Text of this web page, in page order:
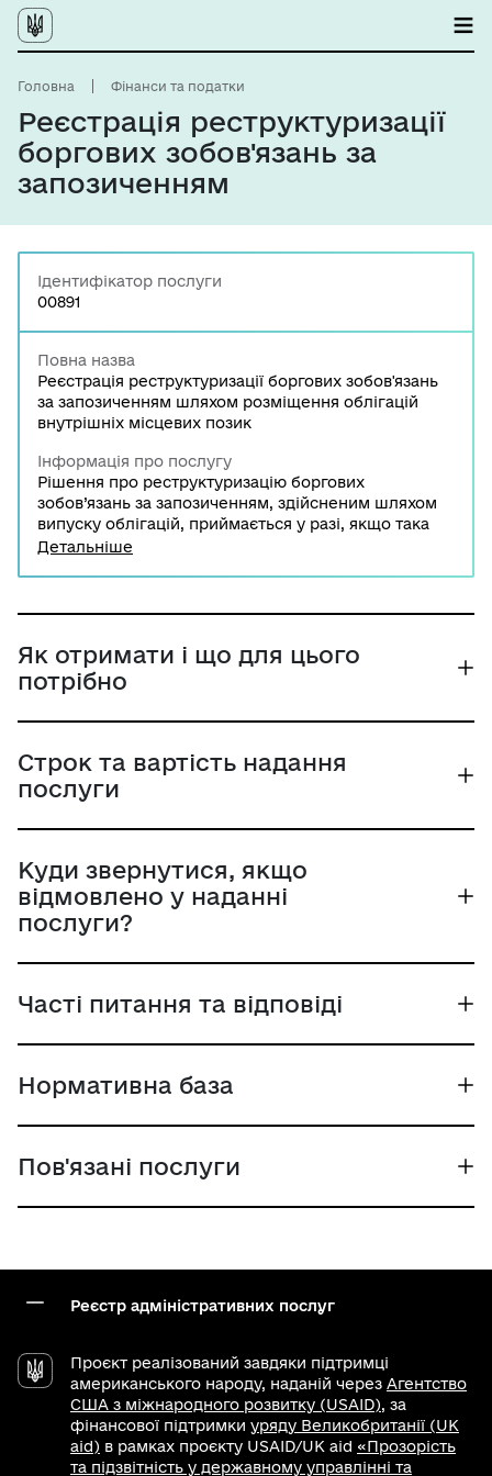
Головна Фінанси та податки
Реєстрація реструктуризації
боргових зобов'язань за
запозиченням
Ідентифікатор послуги
00891
Повна назва
Реєстрація реструктуризації боргових зобов'язань
за запозиченням шляхом розміщення облігацій
внутрішніх місцевих позик
Інформація про послугу
Рішення про реструктуризацію боргових
зобов’язань за запозиченням, здійсненим шляхом
випуску облігацій, приймається у разі, якщо така
можливість передбачена рішенням про
ринку.
Детальніше
Як отримати і що для цього
потрібно
Строк та вартість надання
послуги
Куди звернутися, якщо
відмовлено у наданні
послуги?
Часті питання та відповіді
Нормативна база
Пов'язані послуги
Реєстр адміністративних послуг
Проєкт реалізований завдяки підтримці
американського народу, наданій через Агентство
США з міжнародного розвитку (USAID), за
фінансової підтримки уряду Великобританії (UK
aid) в рамках проєкту USAID/UK aid «Прозорість
та підзвітність у державному управлінні та